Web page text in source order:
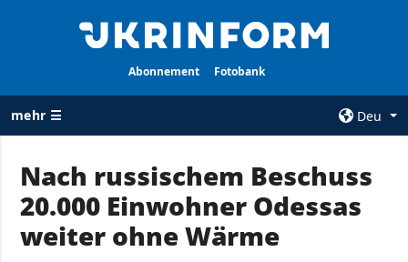
Abonnement Fotobank
mehr ☰
Deu
ALLE
RUBRIKEN
Krieg
AGENTUR
Über uns
Nach russischem Beschuss
20.000 Einwohner Odessas
weiter ohne Wärme